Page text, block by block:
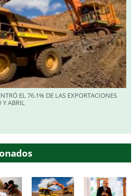
EL 76.1% DE LAS EXPORTACIONES
Y ABRIL